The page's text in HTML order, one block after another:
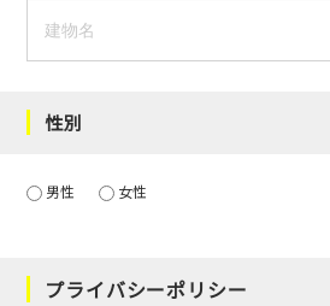
性別
男性 女性
プライバシーポリシー